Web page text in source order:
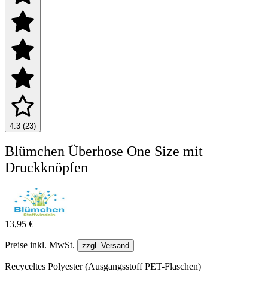
4.3 (23)
Blümchen Überhose One Size mit
Druckknöpfen
13,95 €
Preise inkl. MwSt. zzgl. Versand
Recyceltes Polyester (Ausgangsstoff PET-Flaschen)